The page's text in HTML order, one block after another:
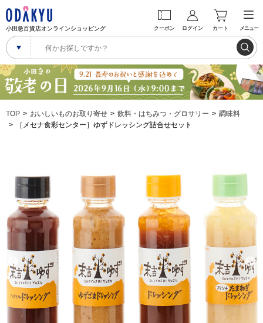
小田急百貨店オンラインショッピング クーポン ログイン カート メニュー
TOP おいしいものお取り寄せ 飲料・はちみつ・グロサリー
調味料
［メセナ食彩センター］ゆずドレッシング詰合せセット